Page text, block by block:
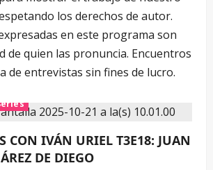
los derechos de autor.
en este programa son
de quien las pronuncia. Encuentros
de entrevistas sin fines de lucro.
CON IVÁN URIEL T3E18: JUAN
DE DIEGO